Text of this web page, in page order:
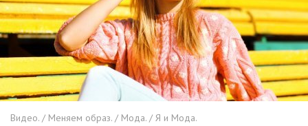
Видео. / Меняем образ. / Мода. / Я и Мода.